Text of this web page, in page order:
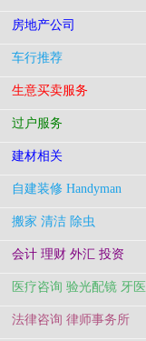
房地产公司
车行推荐
生意买卖服务
过户服务
建材相关
自建装修 Handyman
搬家 清洁 除虫
会计 理财 外汇 投资
医疗咨询 验光配镜 牙医
法律咨询 律师事务所